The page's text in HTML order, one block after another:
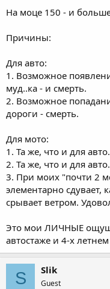
На моце 150 - и
Причины:
Для авто:
1. Возможное
муд..ка - и смерть.
2. Возможное
дороги - смерть.
Для мото:
1. Та же, что и для авто.
2. Та же, что и для авто.
3. При моих "почти 2
элементарно сдувает,
срывает ветром.
Это мои ЛИЧНЫЕ
автостаже и 4-х
S Slik
Guest